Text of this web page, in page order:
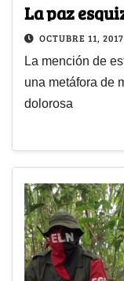
La paz
OCTUBRE 11, 2017
La mención de
una metáfora de
dolorosa